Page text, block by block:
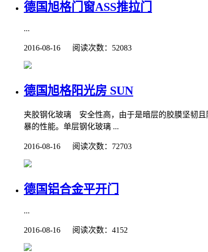
德国旭格门窗ASS推拉门
...
2016-08-16 阅读次数：52083
德国旭格阳光房 SUN
夹胶钢化玻璃 安全性高，由于是暗层的胶膜坚韧且
暴的性能。单层钢化玻璃 ...
2016-08-16 阅读次数：72703
德国铝合金平开门
...
2016-08-16 阅读次数：4152